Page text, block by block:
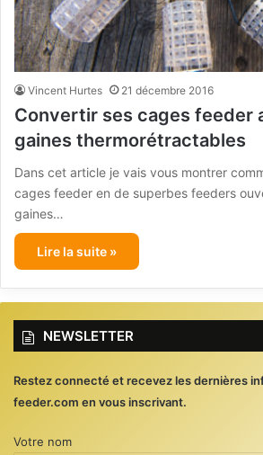
Vincent Hurtes 21 décembre 2016
Convertir ses cages feeder
gaines thermorétractables
Dans cet article je vais vous montrer
cages feeder en de superbes feeders
gaines…
Lire la suite »
NEWSLETTER
Restez connecté et recevez les dernières
feeder.com en vous inscrivant.
Votre nom